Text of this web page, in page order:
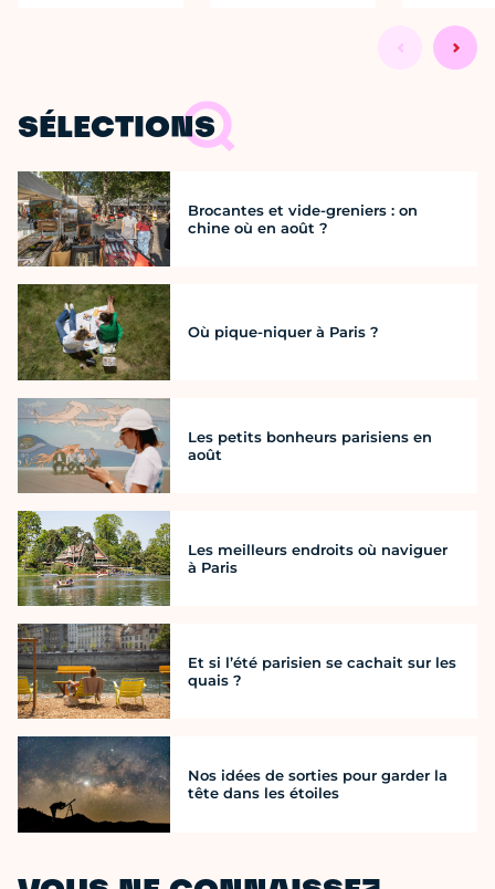
SÉLECTIONS
Brocantes et vide-greniers : on
chine où en août ?
Où pique-niquer à Paris ?
Les petits bonheurs parisiens en
août
Les meilleurs endroits où naviguer
à Paris
Et si l’été parisien se cachait sur les
quais ?
Nos idées de sorties pour garder la
tête dans les étoiles